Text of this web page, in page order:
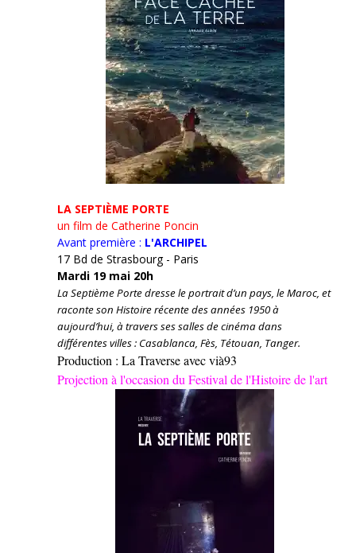
LA SEPTIÈME PORTE
un film de Catherine Poncin
Avant première : L'ARCHIPEL
17 Bd de Strasbourg - Paris
Mardi 19 mai 20h
La Septième Porte dresse le portrait d’un pays, le Maroc, et
raconte son Histoire récente des années 1950 à
aujourd’hui, à travers ses salles de cinéma dans
différentes villes : Casablanca, Fès, Tétouan, Tanger.
Production : La Traverse avec vià93
Projection à l'occasion du Festival de l'Histoire de l'art